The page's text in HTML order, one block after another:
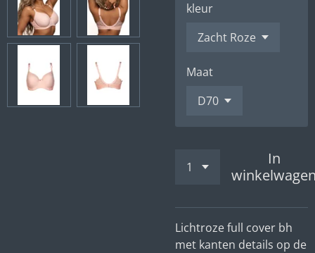
kleur
Maat
In
Lichtroze full cover bh
met kanten details op de